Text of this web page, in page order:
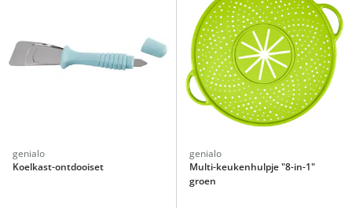
genialo
Koelkast-ontdooiset
genialo
Multi-keukenhulpje "8-in-1"
groen